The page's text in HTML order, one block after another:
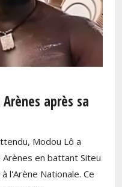
après sa
Modou Lô a
en battant Siteu
l'Arène Nationale. Ce